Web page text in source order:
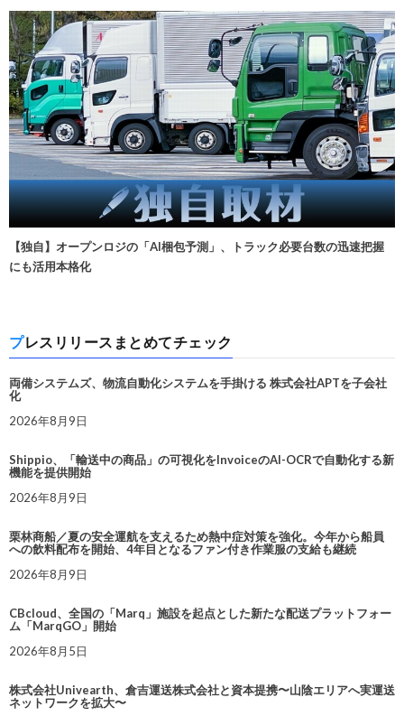
【独自】オープンロジの「AI梱包予測」、トラック必要台数の迅速把握
にも活用本格化
プレスリリースまとめてチェック
両備システムズ、物流自動化システムを手掛ける 株式会社APTを子会社
化
2026年8月9日
Shippio、「輸送中の商品」の可視化をInvoiceのAI-OCRで自動化する新
機能を提供開始
2026年8月9日
栗林商船／夏の安全運航を支えるため熱中症対策を強化。今年から船員
への飲料配布を開始、4年目となるファン付き作業服の支給も継続
2026年8月9日
CBcloud、全国の「Marq」施設を起点とした新たな配送プラットフォー
ム「MarqGO」開始
2026年8月5日
株式会社Univearth、倉吉運送株式会社と資本提携〜山陰エリアへ実運送
ネットワークを拡大〜